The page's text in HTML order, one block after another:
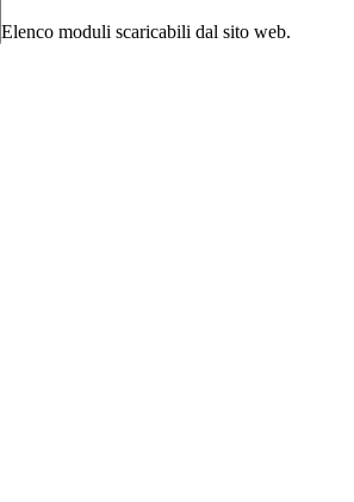
Elenco moduli scaricabili dal sito web.